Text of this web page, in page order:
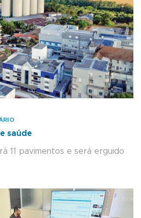
saúde
11 pavimentos e será erguido